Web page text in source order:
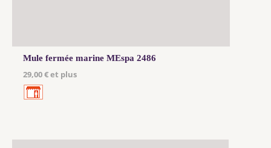
Mule fermée marine MEspa 2486
29,00 € et plus